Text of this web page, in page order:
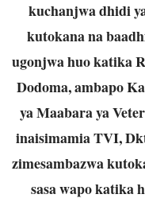
kuchanjwa dhidi
kutokana na
ugonjwa huo katika
Dodoma, ambapo
ya Maabara ya
inaisimamia TVI,
zimesambazwa
sasa wapo katika